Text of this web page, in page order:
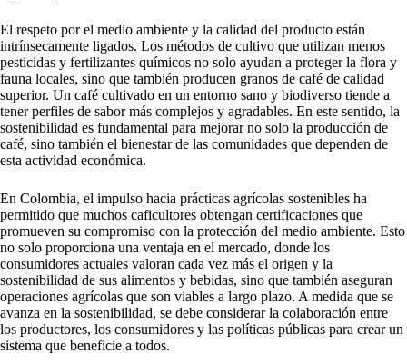
El respeto por el medio ambiente y la calidad del producto están
intrínsecamente ligados. Los métodos de cultivo que utilizan menos
pesticidas y fertilizantes químicos no solo ayudan a proteger la flora y
fauna locales, sino que también producen granos de café de calidad
superior. Un café cultivado en un entorno sano y biodiverso tiende a
tener perfiles de sabor más complejos y agradables. En este sentido, la
sostenibilidad es fundamental para mejorar no solo la producción de
café, sino también el bienestar de las comunidades que dependen de
esta actividad económica.
En Colombia, el impulso hacia prácticas agrícolas sostenibles ha
permitido que muchos caficultores obtengan certificaciones que
promueven su compromiso con la protección del medio ambiente. Esto
no solo proporciona una ventaja en el mercado, donde los
consumidores actuales valoran cada vez más el origen y la
sostenibilidad de sus alimentos y bebidas, sino que también aseguran
operaciones agrícolas que son viables a largo plazo. A medida que se
avanza en la sostenibilidad, se debe considerar la colaboración entre
los productores, los consumidores y las políticas públicas para crear un
sistema que beneficie a todos.